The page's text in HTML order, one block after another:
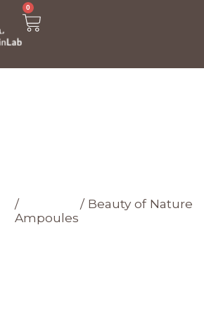
0
/ / Beauty of Nature
Ampoules